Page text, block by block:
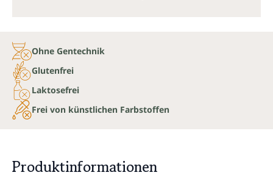
Ohne Gentechnik
Glutenfrei
Laktosefrei
Frei von künstlichen Farbstoffen
Produktinformationen